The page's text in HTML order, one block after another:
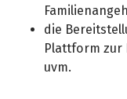
die
Plattform zur
uvm.